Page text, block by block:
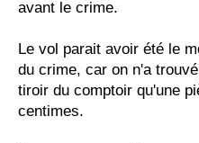
avant le crime.
Le vol parait avoir été le
du crime, car on n'a
tiroir du comptoir qu'une
centimes.